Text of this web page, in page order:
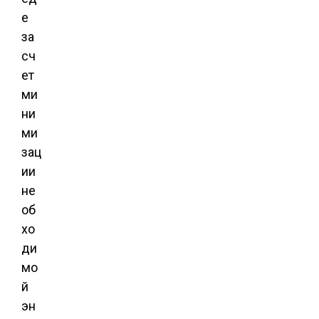
е
за
сч
ет
ми
ни
ми
зац
ии
не
об
хо
ди
мо
й
эн